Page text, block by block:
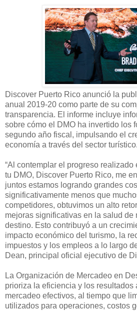
Discover Puerto Rico anunció la
anual 2019-20 como parte de su
transparencia. El informe incluye
sobre cómo el DMO ha invertido los
segundo año fiscal, impulsando el
economía a través del sector turístico.
“Al contemplar el progreso
tu DMO, Discover Puerto Rico, me
juntos estamos logrando grandes
significativamente menos que
competidores, obtuvimos un alto
mejoras significativas en la salud de
destino. Esto contribuyó a un
impacto económico del turismo, la
impuestos y los empleos a lo largo
Dean, principal oficial ejecutivo de
La Organización de Mercadeo en
prioriza la eficiencia y los resultados
mercadeo efectivos, al tiempo que
utilizados para operaciones, costos